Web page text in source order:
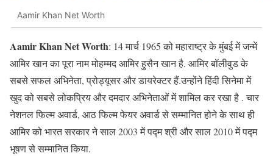
Aamir Khan Net Worth
Aamir Khan Net Worth: 14 मार्च 1965 को महाराष्ट्र के मुंबई में जन्में
आमिर खान का पूरा नाम मोहम्मद आमिर हुसैन खान है. आमिर बॉलीवुड के
सबसे सफल अभिनेता, प्रोड्यूसर और डायरेक्टर हैं.उन्होंने हिंदी सिनेमा में
खुद को सबसे लोकप्रिय और दमदार अभिनेताओं में शामिल कर रखा है . चार
नेशनल फिल्म अवार्ड, आठ फिल्म फेयर अवार्ड से सम्मानित होने के साथ ही
आमिर को भारत सरकार ने साल 2003 में पद्म श्री और साल 2010 में पद्म
भूषण से सम्मानित किया.